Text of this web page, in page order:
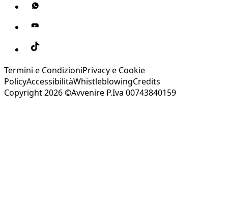
Termini e CondizioniPrivacy e Cookie
PolicyAccessibilitàWhistleblowingCredits
Copyright 2026 ©Avvenire P.Iva 00743840159